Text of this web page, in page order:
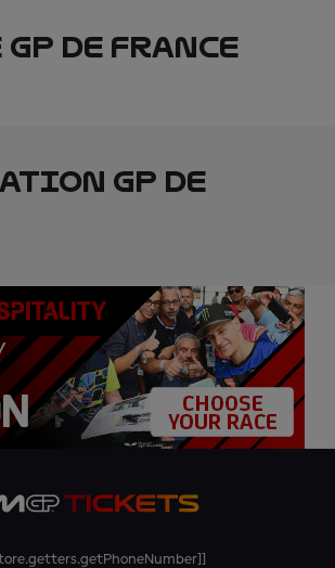
DE FRANCE
GP DE